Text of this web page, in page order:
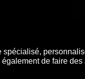
de faire